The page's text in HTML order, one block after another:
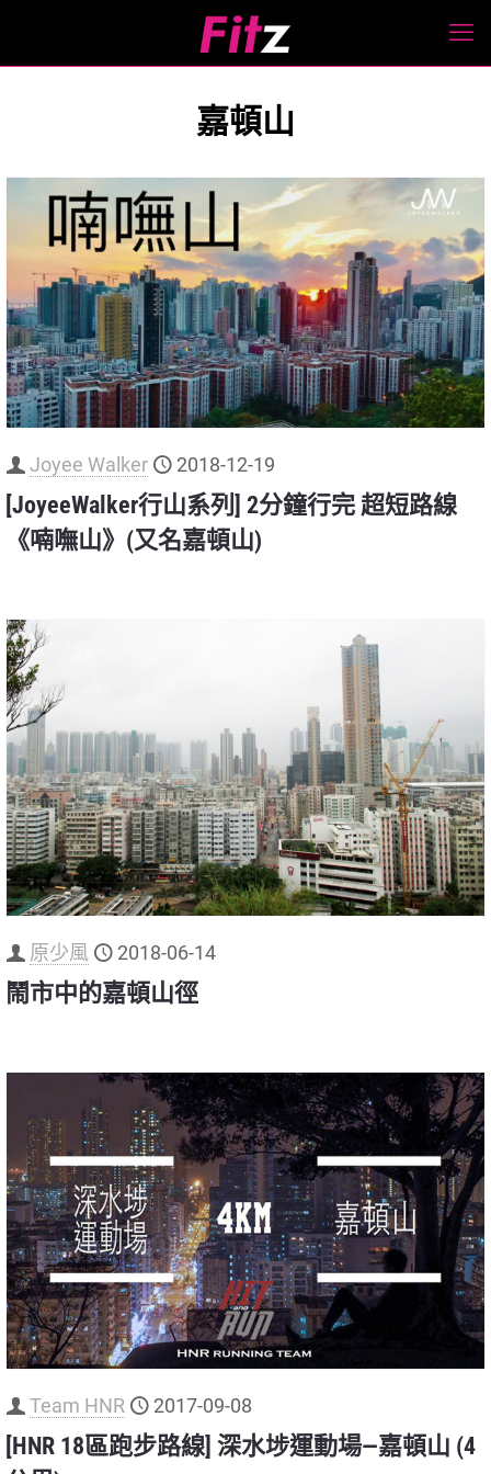
嘉頓山
Joyee Walker 2018-12-19
[JoyeeWalker行山系列] 2分鐘行完 超短路線
《喃嘸山》(又名嘉頓山)
原少風 2018-06-14
鬧市中的嘉頓山徑
Team HNR 2017-09-08
[HNR 18區跑步路線] 深水埗運動場—嘉頓山 (4